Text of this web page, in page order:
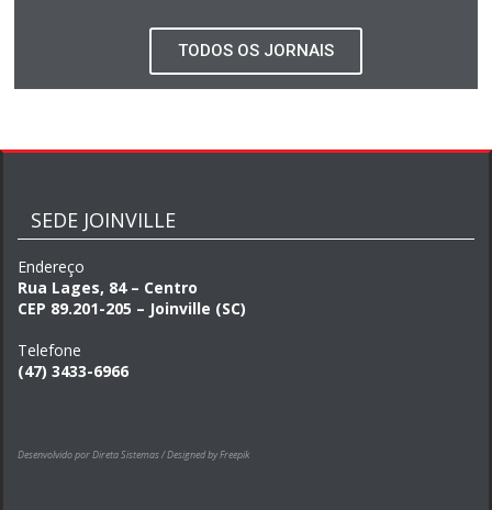
TODOS OS JORNAIS
SEDE JOINVILLE
Endereço
Rua Lages, 84 – Centro
CEP 89.201-205 – Joinville (SC)
Telefone
(47) 3433-6966
Desenvolvido por Direta Sistemas /Designed by Freepik